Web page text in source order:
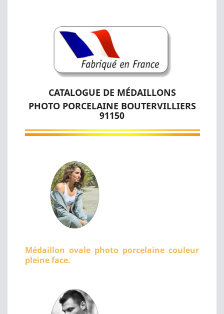
CATALOGUE DE MÉDAILLONS
PHOTO PORCELAINE BOUTERVILLIERS
91150
Médaillon ovale photo porcelaine couleur
pleine face.